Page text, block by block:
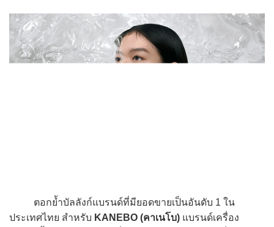
ตอกย้ำบัลลังก์แบรนด์ที่มียอดขายเป็นอันดับ 1 ใน
ประเทศไทย สำหรับ KANEBO (คาเนโบ) แบรนด์เครื่อง